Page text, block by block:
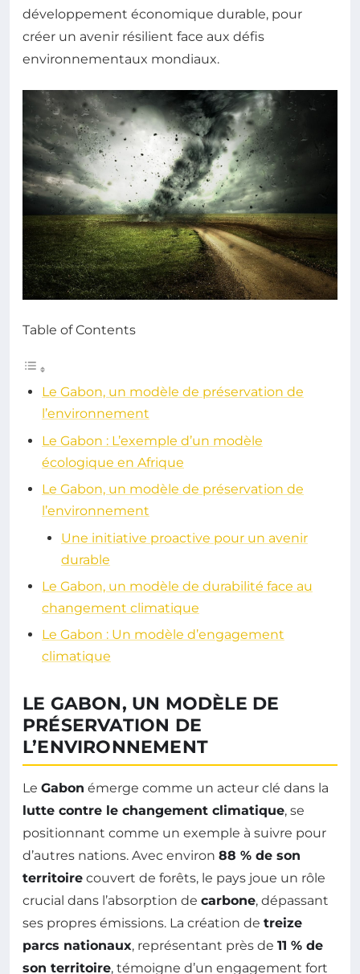
développement économique durable, pour
créer un avenir résilient face aux défis
environnementaux mondiaux.
Table of Contents
Le Gabon, un modèle de préservation de
l’environnement
Le Gabon : L’exemple d’un modèle
écologique en Afrique
Le Gabon, un modèle de préservation de
l’environnement
Une initiative proactive pour un avenir
durable
Le Gabon, un modèle de durabilité face au
changement climatique
Le Gabon : Un modèle d’engagement
climatique
LE GABON, UN MODÈLE DE
PRÉSERVATION DE
L’ENVIRONNEMENT
Le Gabon émerge comme un acteur clé dans la
lutte contre le changement climatique, se
positionnant comme un exemple à suivre pour
d’autres nations. Avec environ 88 % de son
territoire couvert de forêts, le pays joue un rôle
crucial dans l’absorption de carbone, dépassant
ses propres émissions. La création de treize
parcs nationaux, représentant près de 11 % de
son territoire, témoigne d’un engagement fort